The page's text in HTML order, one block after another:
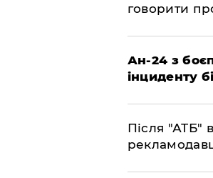
говорити
​Ан-24 з
інциденту
​Після "АТБ"